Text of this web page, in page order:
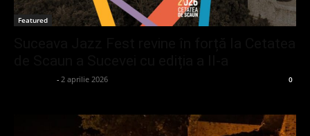
Featured
- 2 aprilie 2026 0